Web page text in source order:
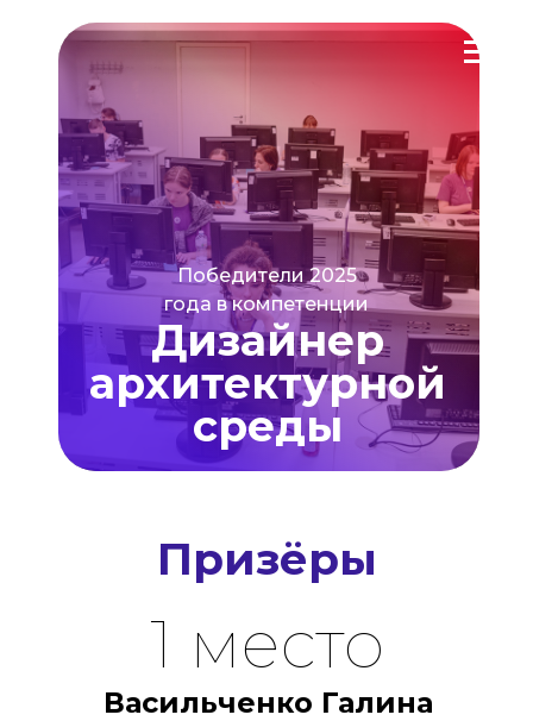
Дизайнер
архитектурной
среды
Победители 2025
года в компетенции
Васильченко Галина
1 место
Призёры